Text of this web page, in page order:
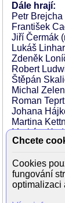
Dále hrají:
Petr Brejcha
František
Jiří Čermák
Lukáš
Zdeněk
Robert
Štěpán
Michal
Roman
Johana
Martina
Markéta
Jarmila
Alexandra
Alexandr
Denis
Chcete
Cookies
fungování
optimalizaci